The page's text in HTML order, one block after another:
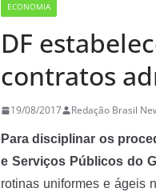
ECONOMIA
DF
contratos
19/08/2017 Redação Brasil
Para disciplinar os
e Serviços Públicos do
rotinas uniformes e ágeis